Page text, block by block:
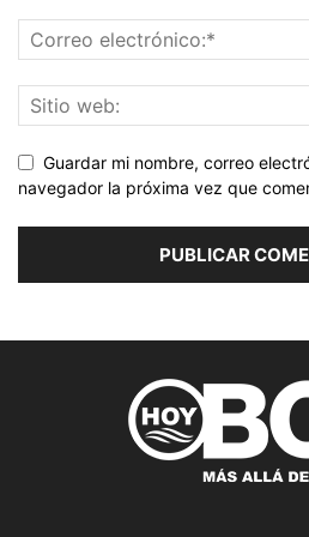
Guardar mi nombre, correo
navegador la próxima vez que